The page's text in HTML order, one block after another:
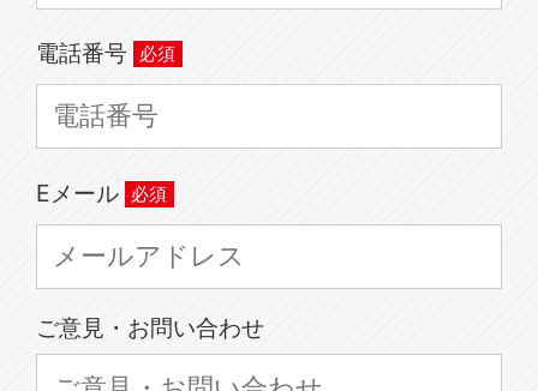
電話番号
Eメール
ご意見・お問い合わせ